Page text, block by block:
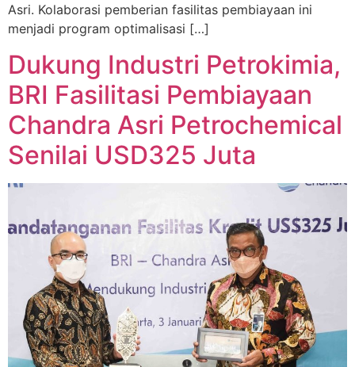
Asri. Kolaborasi pemberian fasilitas pembiayaan ini
menjadi program optimalisasi […]
Dukung Industri Petrokimia,
BRI Fasilitasi Pembiayaan
Chandra Asri Petrochemical
Senilai USD325 Juta